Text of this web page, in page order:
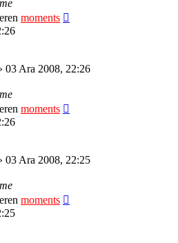
moments
03 Ara 2008, 22:26
moments
03 Ara 2008, 22:25
moments